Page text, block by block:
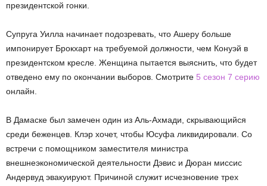
президентской гонки.
Супруга Уилла начинает подозревать, что Ашеру больше
импонирует Брокхарт на требуемой должности, чем Конуэй в
президентском кресле. Женщина пытается выяснить, что будет
отведено ему по окончании выборов. Смотрите 5 сезон 7 серию
онлайн.
В Дамаске был замечен один из Аль-Ахмади, скрывающийся
среди беженцев. Клэр хочет, чтобы Юсуфа ликвидировали. Со
встречи с помощником заместителя министра
внешнеэкономической деятельности Дэвис и Дюран миссис
Андервуд эвакуируют. Причиной служит исчезновение трех